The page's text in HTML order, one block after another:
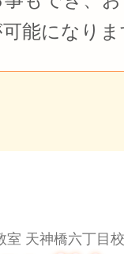
能になり
室 天神橋六丁目